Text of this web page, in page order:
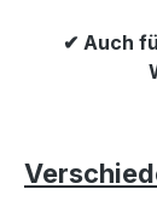
✔ Auch